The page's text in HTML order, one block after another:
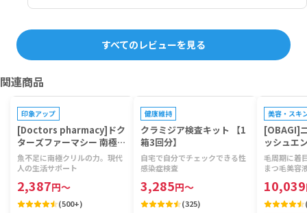
すべてのレビューを見る
関連商品
印象アップ
[Doctors pharmacy]ドク
ターズファーマシー 南極ク
リルビタミン 【1袋120
粒】
魚不足に南極クリルの力。現代
人の生活サポート
2,387円～
(500+)
健康維持
クラミジア検査キット 【1
箱3回分】
自宅で自分でチェックできる性
感染症検査
3,285円～
(325)
美容・スキ
[OBAGI]
ッシュエ
ム 【1本
毛周期に着
まつ毛美容
10,039